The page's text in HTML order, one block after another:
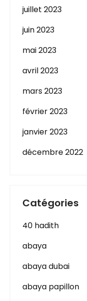
juillet 2023
juin 2023
mai 2023
avril 2023
mars 2023
février 2023
janvier 2023
décembre 2022
Catégories
40 hadith
abaya
abaya dubai
abaya papillon